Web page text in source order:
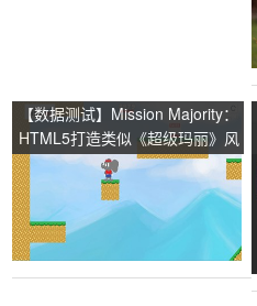
【数据测试】Mission Majority：
HTML5打造类似《超级玛丽》风
格的在线游戏